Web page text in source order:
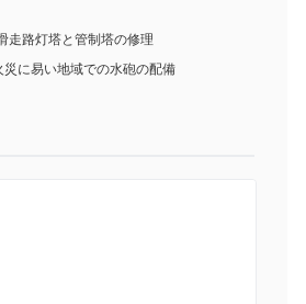
走路灯塔と管制塔の修理
災に易い地域での水砲の配備